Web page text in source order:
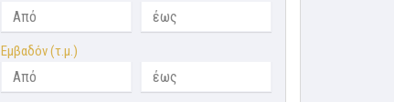
Εμβαδόν (τ.μ.)